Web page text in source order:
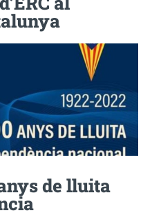
de lluita